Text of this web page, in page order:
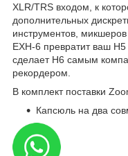
XLR/TRS входом, к
дополнительных
инструментов,
EXH-6 превратит ваш
сделает H6 самым
рекордером.
В комплект поставки
Капсюль на два